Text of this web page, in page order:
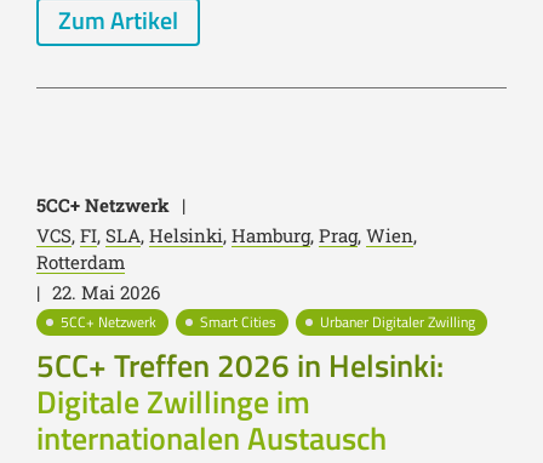
Zum Artikel
5CC+ Netzwerk |
VCS, FI, SLA, Helsinki, Hamburg, Prag, Wien,
Rotterdam
| 22. Mai 2026
5CC+ Netzwerk Smart Cities Urbaner Digitaler Zwilling
5CC+ Treffen 2026 in Helsinki:
Digitale Zwillinge im
internationalen Austausch